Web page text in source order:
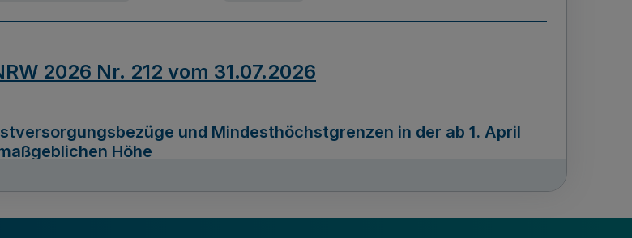
2026 Nr. 212 vom 31.07.2026
und Mindesthöchstgrenzen in der ab 1. April
Höhe